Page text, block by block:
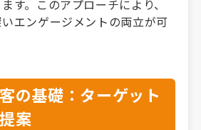
す。このアプローチにより、
エンゲージメントの両立が可
の基礎：ターゲット
案